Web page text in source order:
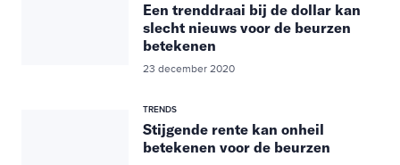
Een trenddraai bij de dollar kan
slecht nieuws voor de beurzen
betekenen
23 december 2020
TRENDS
Stijgende rente kan onheil
betekenen voor de beurzen